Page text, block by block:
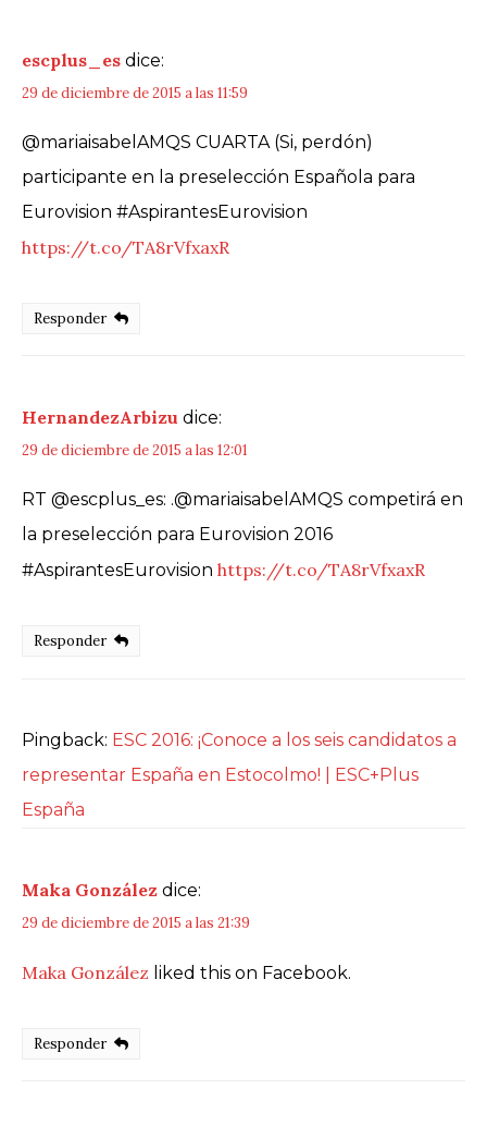
escplus_es dice:
29 de diciembre de 2015 a las 11:59
@mariaisabelAMQS CUARTA (Si, perdón)
participante en la preselección Española para
Eurovision #AspirantesEurovision
https://t.co/TA8rVfxaxR
Responder
HernandezArbizu dice:
29 de diciembre de 2015 a las 12:01
RT @escplus_es: .@mariaisabelAMQS competirá en
la preselección para Eurovision 2016
#AspirantesEurovision https://t.co/TA8rVfxaxR
Responder
Pingback: ESC 2016: ¡Conoce a los seis candidatos a
representar España en Estocolmo! | ESC+Plus
España
Maka González dice:
29 de diciembre de 2015 a las 21:39
Maka González liked this on Facebook.
Responder